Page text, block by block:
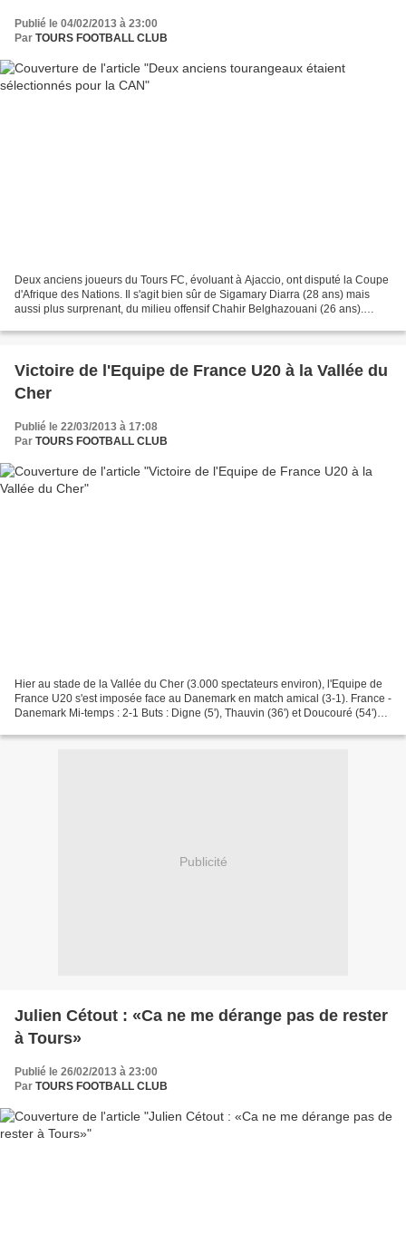
Publié le 04/02/2013 à 23:00
Par TOURS FOOTBALL CLUB
Deux anciens joueurs du Tours FC, évoluant à Ajaccio, ont disputé la Coupe
d'Afrique des Nations. Il s'agit bien sûr de Sigamary Diarra (28 ans) mais
aussi plus surprenant, du milieu offensif Chahir Belghazouani (26 ans).
Victoire de l'Equipe de France U20 à la Vallée du
Cher
Publié le 22/03/2013 à 17:08
Par TOURS FOOTBALL CLUB
Hier au stade de la Vallée du Cher (3.000 spectateurs environ), l'Equipe de
France U20 s'est imposée face au Danemark en match amical (3-1). France -
Danemark Mi-temps : 2-1 Buts : Digne (5'), Thauvin (36') et Doucouré (54')
Publicité
Julien Cétout : «Ca ne me dérange pas de rester
à Tours»
Publié le 26/02/2013 à 23:00
Par TOURS FOOTBALL CLUB